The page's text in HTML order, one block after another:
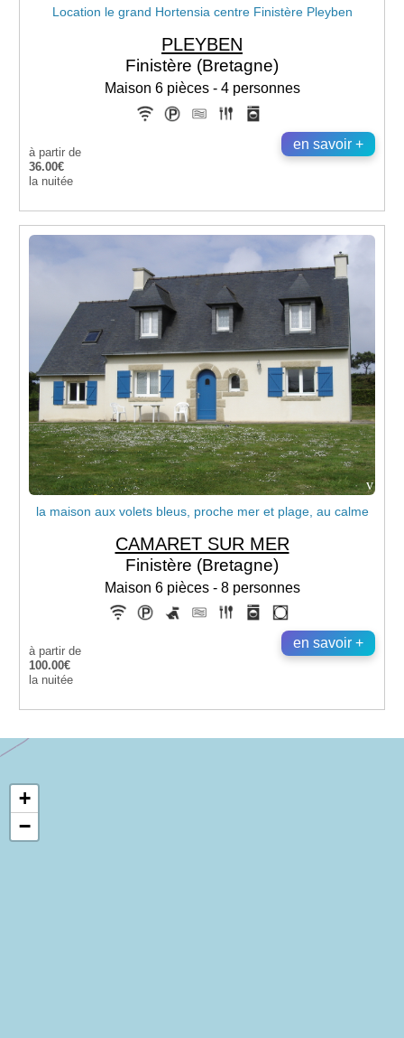
Location le grand Hortensia centre Finistère Pleyben
PLEYBEN
Finistère (Bretagne)
Maison 6 pièces - 4 personnes
à partir de
36.00€
la nuitée
en savoir +
v
la maison aux volets bleus, proche mer et plage, au calme
CAMARET SUR MER
Finistère (Bretagne)
Maison 6 pièces - 8 personnes
à partir de
100.00€
la nuitée
en savoir +
+
−